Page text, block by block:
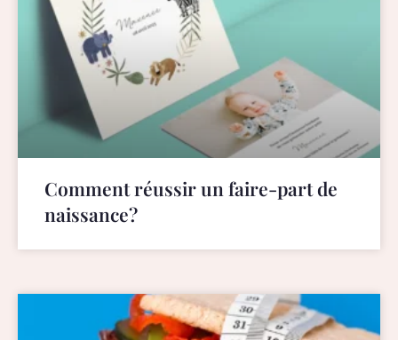
Comment réussir un faire-part de
naissance?